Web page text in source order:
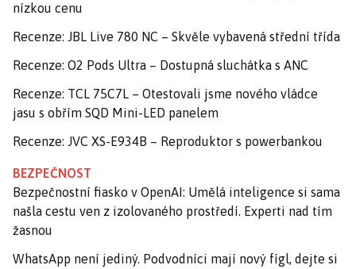
nízkou cenu
Recenze: JBL Live 780 NC – Skvěle vybavená střední třída
Recenze: O2 Pods Ultra – Dostupná sluchátka s ANC
Recenze: TCL 75C7L – Otestovali jsme nového vládce
jasu s obřím SQD Mini-LED panelem
Recenze: JVC XS-E934B – Reproduktor s powerbankou
BEZPEČNOST
Bezpečnostní fiasko v OpenAI: Umělá inteligence si sama
našla cestu ven z izolovaného prostředí. Experti nad tím
žasnou
WhatsApp není jediný. Podvodníci mají nový fígl, dejte si